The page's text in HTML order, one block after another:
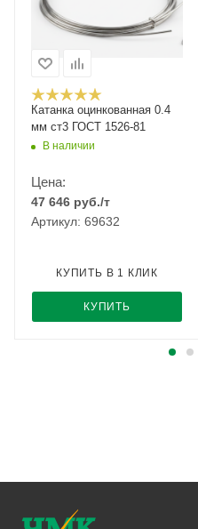
Катанка оцинкованная 0.4
мм ст3 ГОСТ 1526-81
В наличии
Цена:
47 646 руб./т
Артикул: 69632
КУПИТЬ
КУПИТЬ В 1 КЛИК